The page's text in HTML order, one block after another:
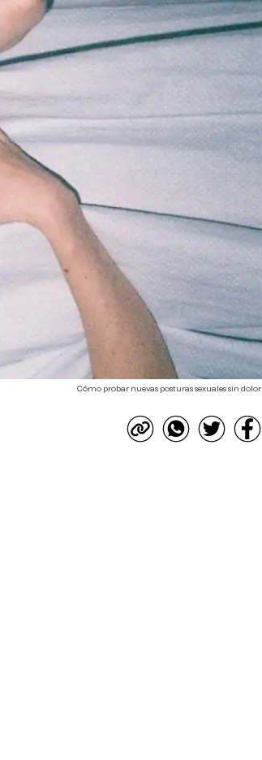
Cómo probar nuevas posturas sexuales sin dolor